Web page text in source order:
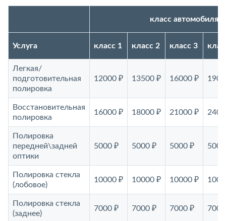
класс автомобиля
Услуга класс 1 класс 2 класс 3
Легкая/
подготовительная
полировка
12000 ₽ 13500 ₽ 16000 ₽
Восстановительная
полировка
16000 ₽ 18000 ₽ 21000 ₽
Полировка
передней\задней
оптики
5000 ₽ 5000 ₽ 5000 ₽
Полировка стекла
(лобовое)
10000 ₽ 10000 ₽ 10000 ₽
Полировка стекла
(заднее)
7000 ₽ 7000 ₽ 7000 ₽